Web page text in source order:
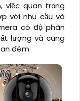
việc quan trọng
với nhu cầu và
có độ phân
lượng và cung
đêm